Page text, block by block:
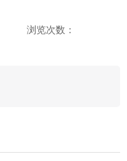
浏览次数：